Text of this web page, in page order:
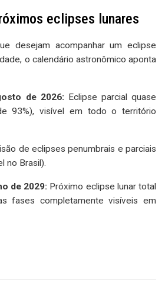
eclipses lunares
desejam acompanhar um eclipse
o calendário astronômico aponta
de 2026: Eclipse parcial quase
93%), visível em todo o território
de eclipses penumbrais e parciais
no Brasil).
de 2029: Próximo eclipse lunar total
fases completamente visíveis em